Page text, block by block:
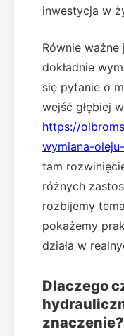
inwestycja w
Równie
dokładnie
się pytanie o
wejść głębiej
https://
wymiana-
tam
różnych
rozbijemy
pokażemy
działa w
Dlaczego
znaczenie?